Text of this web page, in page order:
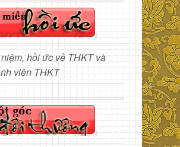
hồi ức về THKT và
viên THKT